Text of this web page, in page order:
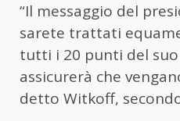
“Il messaggio del
sarete trattati
tutti i 20 punti del
assicurerà che
detto Witkoff,